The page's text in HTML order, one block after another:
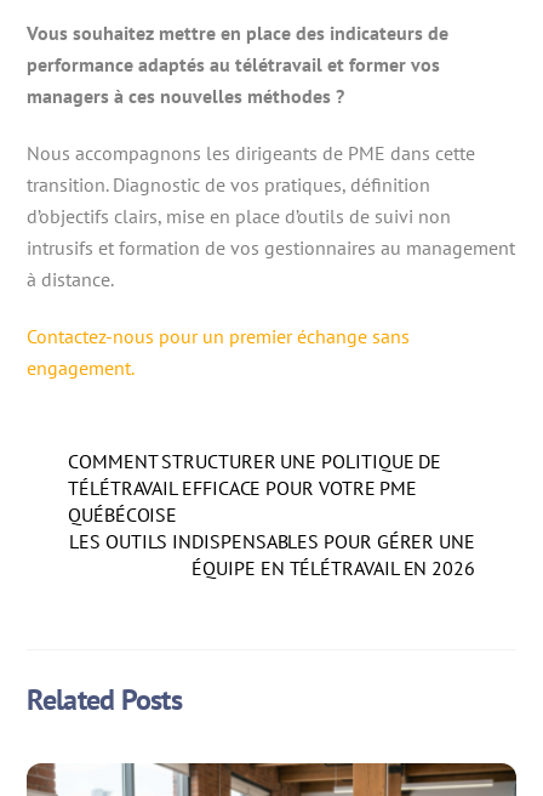
Vous souhaitez mettre en place des indicateurs de
performance adaptés au télétravail et former vos
managers à ces nouvelles méthodes ?
Nous accompagnons les dirigeants de PME dans cette
transition. Diagnostic de vos pratiques, définition
d’objectifs clairs, mise en place d’outils de suivi non
intrusifs et formation de vos gestionnaires au management
à distance.
Contactez-nous pour un premier échange sans
engagement.
COMMENT STRUCTURER UNE POLITIQUE DE
TÉLÉTRAVAIL EFFICACE POUR VOTRE PME
QUÉBÉCOISE
LES OUTILS INDISPENSABLES POUR GÉRER UNE
ÉQUIPE EN TÉLÉTRAVAIL EN 2026
Related Posts